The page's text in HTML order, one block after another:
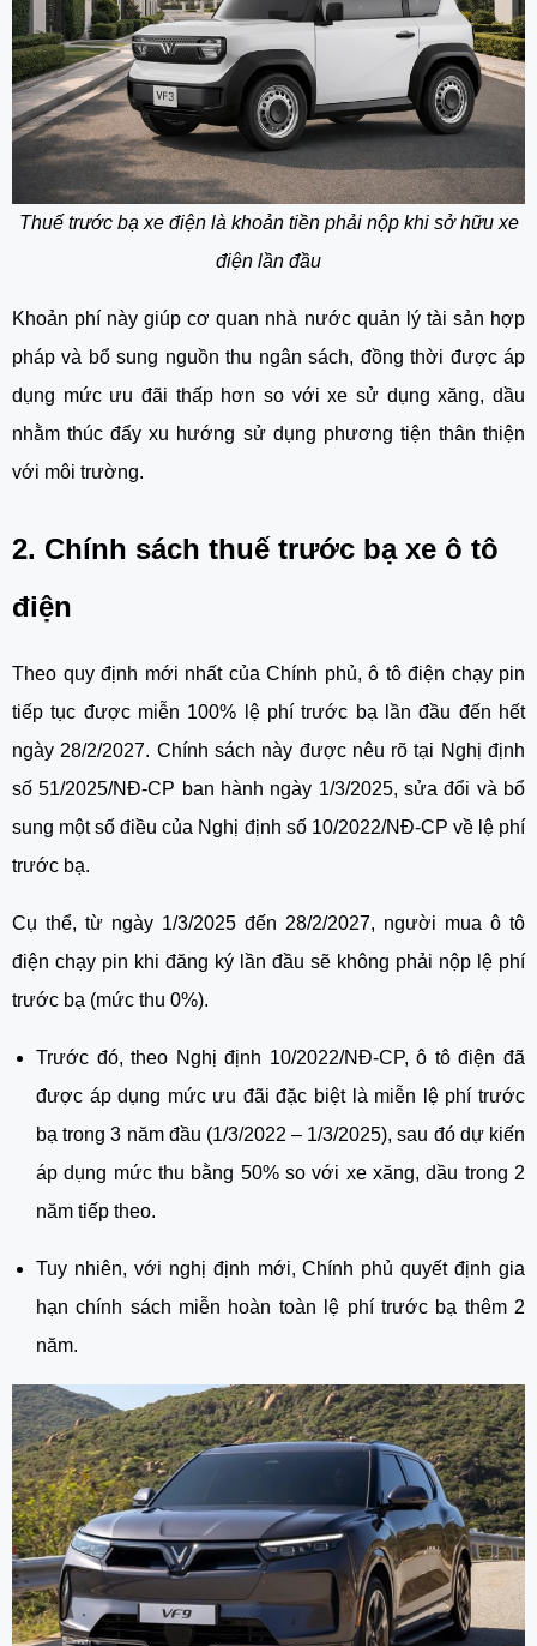
Thuế trước bạ xe điện là khoản tiền phải nộp khi sở hữu xe
điện lần đầu
Khoản phí này giúp cơ quan nhà nước quản lý tài sản hợp
pháp và bổ sung nguồn thu ngân sách, đồng thời được áp
dụng mức ưu đãi thấp hơn so với xe sử dụng xăng, dầu
nhằm thúc đẩy xu hướng sử dụng phương tiện thân thiện
với môi trường.
2. Chính sách thuế trước bạ xe ô tô
điện
Theo quy định mới nhất của Chính phủ, ô tô điện chạy pin
tiếp tục được miễn 100% lệ phí trước bạ lần đầu đến hết
ngày 28/2/2027. Chính sách này được nêu rõ tại Nghị định
số 51/2025/NĐ-CP ban hành ngày 1/3/2025, sửa đổi và bổ
sung một số điều của Nghị định số 10/2022/NĐ-CP về lệ phí
trước bạ.
Cụ thể, từ ngày 1/3/2025 đến 28/2/2027, người mua ô tô
điện chạy pin khi đăng ký lần đầu sẽ không phải nộp lệ phí
trước bạ (mức thu 0%).
Trước đó, theo Nghị định 10/2022/NĐ-CP, ô tô điện đã
được áp dụng mức ưu đãi đặc biệt là miễn lệ phí trước
bạ trong 3 năm đầu (1/3/2022 – 1/3/2025), sau đó dự kiến
áp dụng mức thu bằng 50% so với xe xăng, dầu trong 2
năm tiếp theo.
Tuy nhiên, với nghị định mới, Chính phủ quyết định gia
hạn chính sách miễn hoàn toàn lệ phí trước bạ thêm 2
năm.